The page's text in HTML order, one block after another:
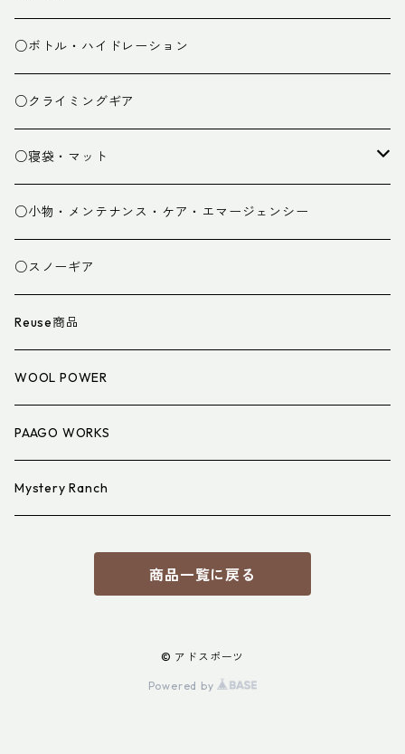
ミドルレイヤー
ベースレイヤー
パンツ
グローブ
スパッツ・ゲイター
衣類小物
アイウェア
○ボトル・ハイドレーション
○クライミングギア
○寝袋・マット
寝袋
マット
寝具小物
○小物・メンテナンス・ケア・エマージェンシー
○スノーギア
Reuse商品
WOOL POWER
PAAGO WORKS
Mystery Ranch
商品一覧に戻る
© アドスポーツ
Powered by